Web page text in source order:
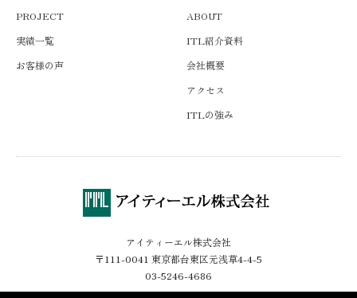
PROJECT
実績一覧
お客様の声
ABOUT
ITL紹介資料
会社概要
アクセス
ITLの強み
アイティーエル株式会社
〒111-0041 東京都台東区元浅草4-4-5
03-5246-4686